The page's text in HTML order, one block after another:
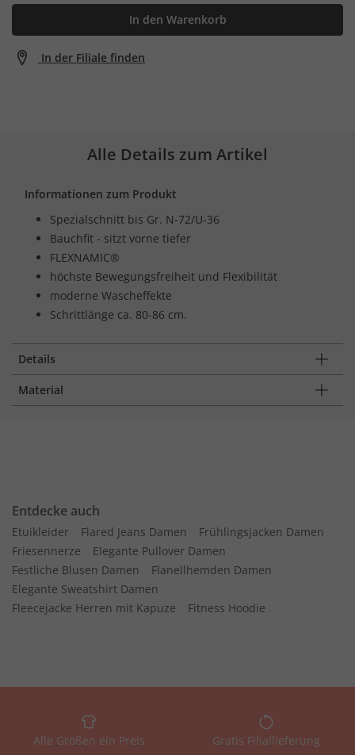
In den Warenkorb
In der Filiale finden
Alle Details zum Artikel
Informationen zum Produkt
Spezialschnitt bis Gr. N-72/U-36
Bauchfit - sitzt vorne tiefer
FLEXNAMIC®
höchste Bewegungsfreiheit und Flexibilität
moderne Wascheffekte
Schrittlänge ca. 80-86 cm.
Details
Material
Entdecke auch
Etuikleider Flared Jeans Damen
Frühlingsjacken Damen
Friesennerze
Elegante Pullover Damen
Festliche Blusen Damen
Flanellhemden Damen
Elegante Sweatshirt Damen
Fleecejacke Herren mit Kapuze
Fitness Hoodie
Alle Größen ein Preis Gratis Filiallieferung